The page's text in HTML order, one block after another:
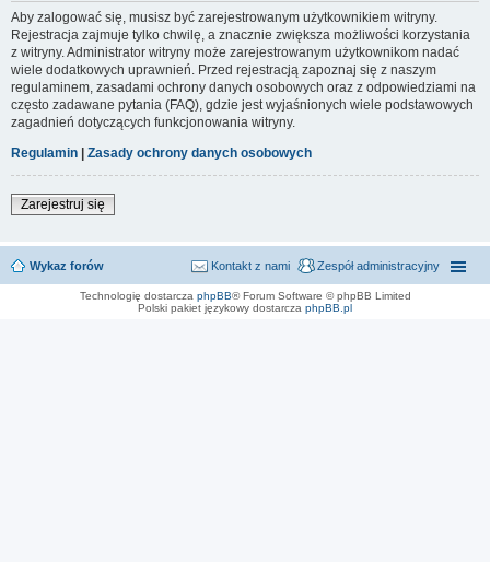
Aby zalogować się, musisz być zarejestrowanym użytkownikiem witryny.
Rejestracja zajmuje tylko chwilę, a znacznie zwiększa możliwości korzystania
z witryny. Administrator witryny może zarejestrowanym użytkownikom nadać
wiele dodatkowych uprawnień. Przed rejestracją zapoznaj się z naszym
regulaminem, zasadami ochrony danych osobowych oraz z odpowiedziami na
często zadawane pytania (FAQ), gdzie jest wyjaśnionych wiele podstawowych
zagadnień dotyczących funkcjonowania witryny.
Regulamin | Zasady ochrony danych osobowych
Zarejestruj się
Wykaz forów Zespół administracyjny
Kontakt z nami
Technologię dostarcza phpBB® Forum Software © phpBB Limited
Polski pakiet językowy dostarcza phpBB.pl